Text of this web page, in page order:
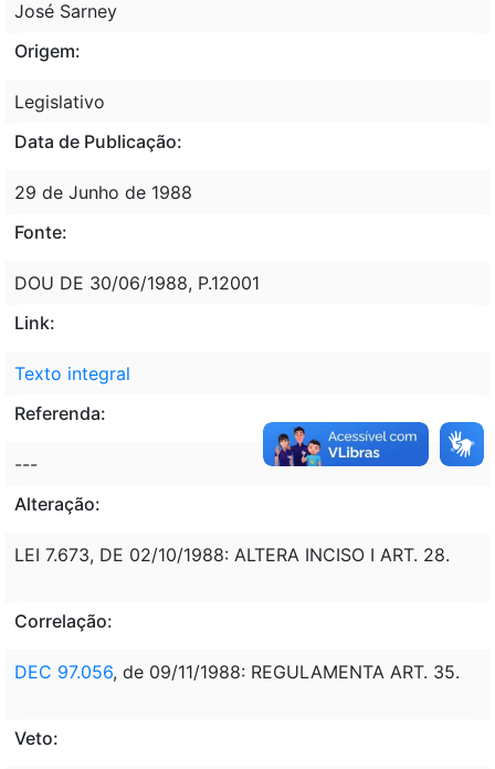
José Sarney
Origem:
Legislativo
Data de Publicação:
29 de Junho de 1988
Fonte:
DOU DE 30/06/1988, P.12001
Link:
Texto integral
Referenda:
---
Alteração:
LEI 7.673, DE 02/10/1988: ALTERA INCISO I ART. 28.
Correlação:
DEC 97.056, de 09/11/1988: REGULAMENTA ART. 35.
Veto: